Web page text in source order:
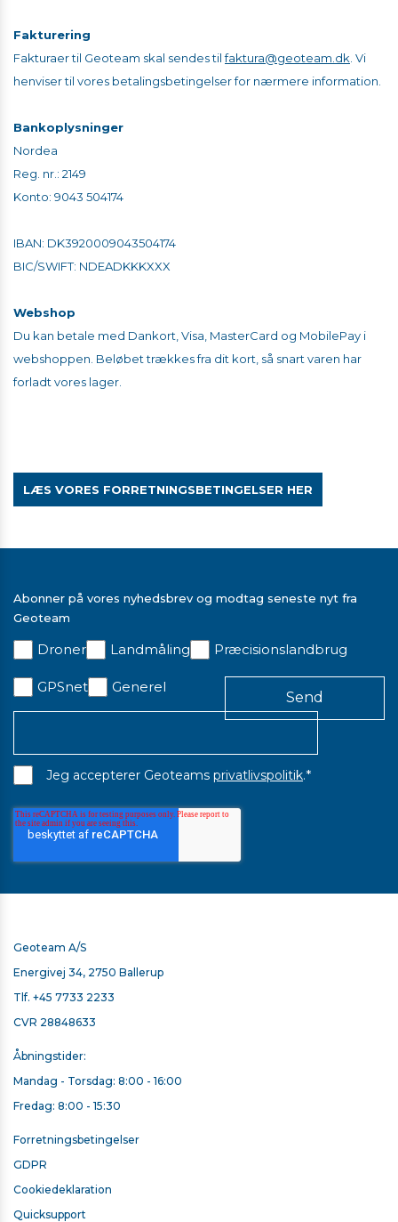
Fakturering
Fakturaer til Geoteam skal sendes tilfaktura@geoteam.dk Vi
henviser til vores betalingsbetingelser for nærmere information.
Bankoplysninger
Nordea
Reg. nr.: 2149
Konto: 9043 504174
IBAN: DK3920009043504174
BIC/SWIFT: NDEADKKKXXX​​​​​​​​​​​​​​
Webshop
Du kan betale med Dankort, Visa, MasterCard og MobilePay i
webshoppen. Beløbet trækkes fra dit kort, så snart varen har
forladt vores lager.
LÆS VORES FORRETNINGSBETINGELSER HER
Abonner på vores nyhedsbrev og modtag seneste nyt fra
Geoteam
Droner Landmåling Præcisionslandbrug
GPSnet Generel
Jeg accepterer Geoteams privatlivspolitik.*
Geoteam A/S
Energivej 34, 2750 Ballerup
Tlf. +45 7733 2233
CVR 28848633
Åbningstider:
Mandag - Torsdag: 8:00 - 16:00
Fredag: 8:00 - 15:30
Forretningsbetingelser
GDPR
Cookiedeklaration
Quicksupport